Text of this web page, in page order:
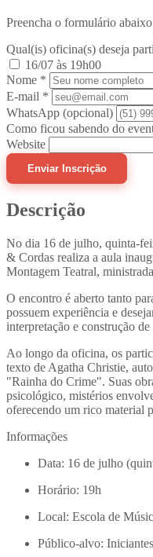
Preencha o formulário
Qual(is) oficina(s) deseja
16/07 às 19h00
Nome *
E-mail *
WhatsApp (opcional)
Como ficou sabendo do
Website
Enviar Inscrição
Descrição
No dia 16 de julho, quinta-
& Cordas realiza a aula
Montagem Teatral,
O encontro é aberto tanto
possuem experiência e
interpretação e construção de
Ao longo da oficina, os
texto de Agatha Christie,
"Rainha do Crime". Suas
psicológico, mistérios
oferecendo um rico material
Informações
Data: 16 de julho
Horário: 19h
Local: Escola de
Público-alvo: